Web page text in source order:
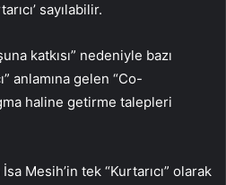
sayılabilir.
katkısı” nedeniyle bazı
anlamına gelen “Co-
haline getirme talepleri
Mesih’in tek “Kurtarıcı” olarak